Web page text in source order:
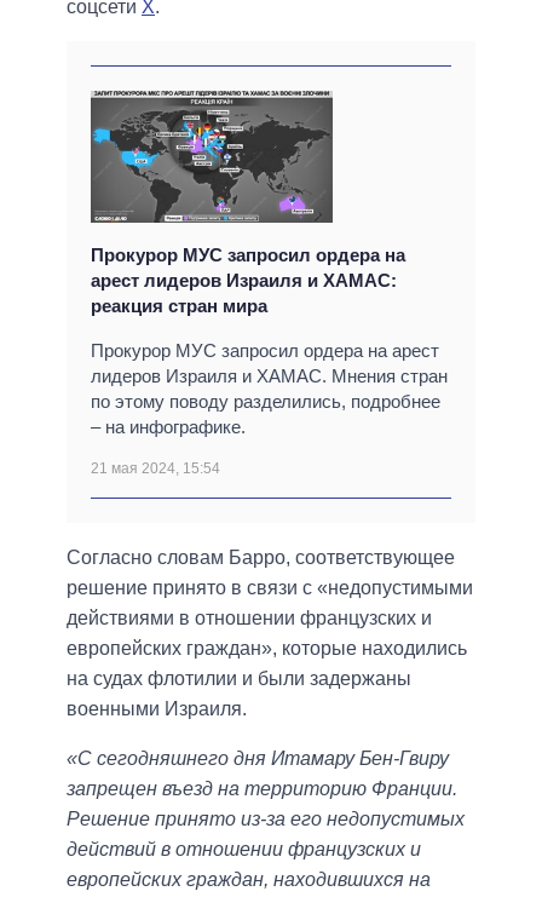
соцсети Х.
Прокурор МУС запросил ордера на
арест лидеров Израиля и ХАМАС:
реакция стран мира
Прокурор МУС запросил ордера на арест
лидеров Израиля и ХАМАС. Мнения стран
по этому поводу разделились, подробнее
– на инфографике.
21 мая 2024, 15:54
Согласно словам Барро, соответствующее
решение принято в связи с «недопустимыми
действиями в отношении французских и
европейских граждан», которые находились
на судах флотилии и были задержаны
военными Израиля.
«С сегодняшнего дня Итамару Бен-Гвиру
запрещен въезд на территорию Франции.
Решение принято из-за его недопустимых
действий в отношении французских и
европейских граждан, находившихся на